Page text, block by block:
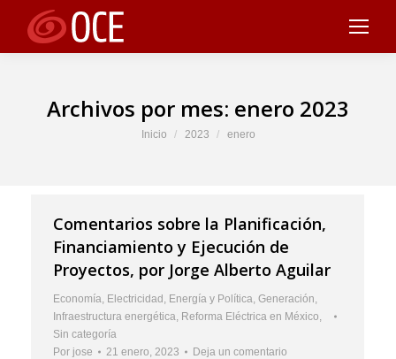
Archivos por mes: enero 2023
Estás aquí:
Inicio 2023 enero
Comentarios sobre la Planificación,
Financiamiento y Ejecución de
Proyectos, por Jorge Alberto Aguilar
Economía, Electricidad , Energía y Política, Generación,
Infraestructura energética, Reforma Eléctrica en México,
Sin categoría
Por jose 21 enero, 2023 Deja un comentario